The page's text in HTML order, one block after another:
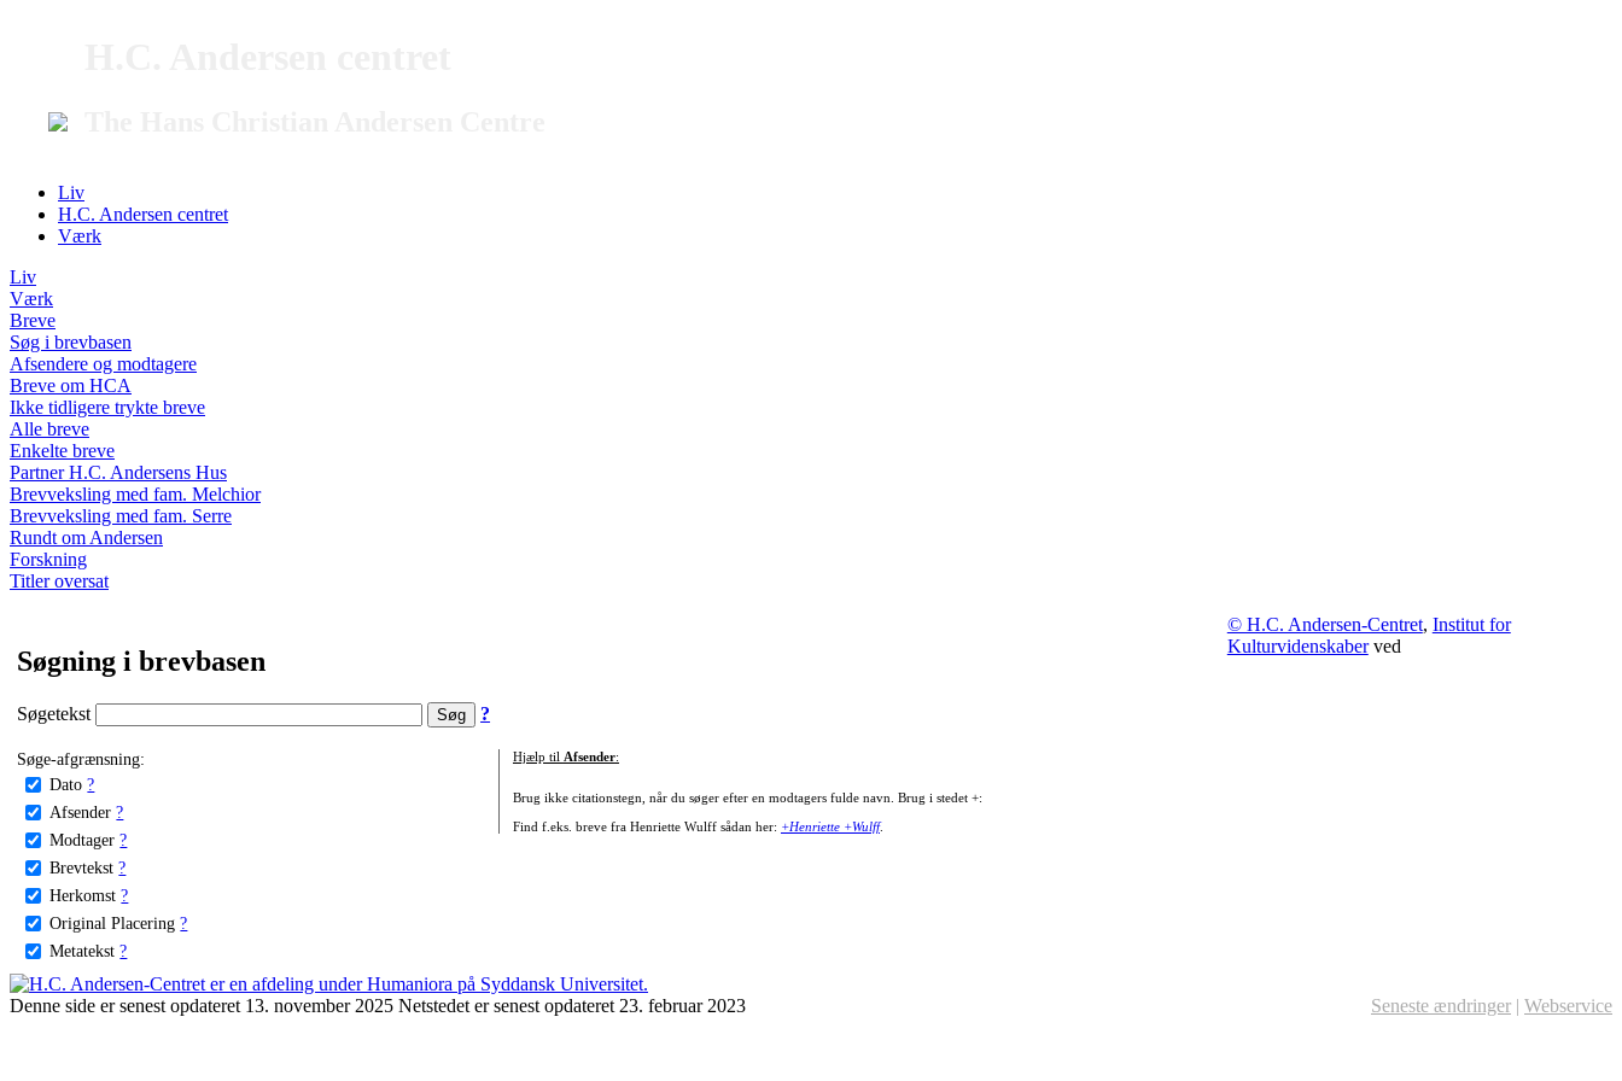
Liv
H.C. Andersen centret
Værk
Liv
Værk
Breve
Søg i brevbasen
Afsendere og modtagere
Breve om HCA
Ikke tidligere trykte breve
Alle breve
Enkelte breve
Partner H.C. Andersens Hus
Brevveksling med fam. Melchior
Brevveksling med fam. Serre
Rundt om Andersen
Forskning
Titler oversat
Søgning i brevbasen
Søgetekst ?
Søge-afgrænsning:
Dato ?
Afsender ?
Modtager ?
Brevtekst ?
Herkomst ?
Original Placering ?
Metatekst ?
Hjælp til Afsender:
Brug ikke citationstegn, når du søger efter en modtagers fulde navn. Brug i stedet +:
Find f.eks. breve fra Henriette Wulff sådan her: +Henriette +Wulff.
© H.C. Andersen-Centret, Institut for
Kulturvidenskaberved
Denne side er senest opdateret 13. november 2025 Netstedet er senest opdateret 23. februar 2023 Seneste ændringer | Webservice